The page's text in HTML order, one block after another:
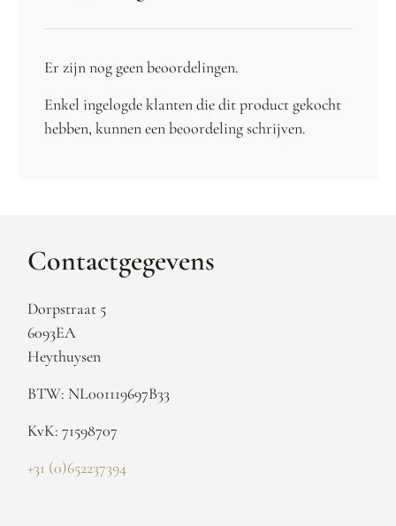
Er zijn nog geen beoordelingen.
Enkel ingelogde klanten die dit product gekocht
hebben, kunnen een beoordeling schrijven.
Contactgegevens
Dorpstraat 5
6093EA
Heythuysen
BTW: NL001119697B33
KvK: 71598707
+31 (0)652237394